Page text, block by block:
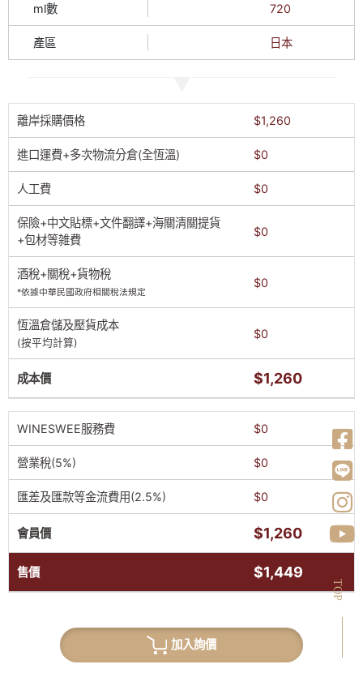
ml數 720
產區 日本
離岸採購價格 $1,260
進口運費+多次物流分倉(全恆溫) $0
人工費 $0
保險+中文貼標+文件翻譯+海關清關提貨
+包材等雑費
$0
酒稅+關稅+貨物稅
*依據中華民國政府相關稅法規定
$0
恆溫倉儲及壓貨成本
(按平均計算)
$0
成本價 $1,260
WINESWEE服務費 $0
營業稅(5%) $0
匯差及匯款等金流費用(2.5%) $0
會員價 $1,260
售價 $1,449
加入詢價
TOP